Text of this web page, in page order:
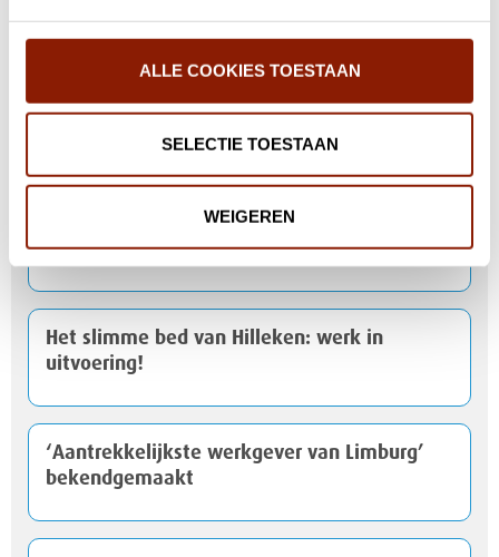
ALLE COOKIES TOESTAAN
SELECTIE TOESTAAN
WEIGEREN
‘Wegwijzers die je kan zien, horen of voelen’
Kwaliteitsrapport laat positieve gevolgen
Bij ’t Veld beleven en bewegen cliënten
volop met e-health
Het slimme bed van Hilleken: werk in
uitvoering!
‘Aantrekkelijkste werkgever van Limburg’
bekendgemaakt